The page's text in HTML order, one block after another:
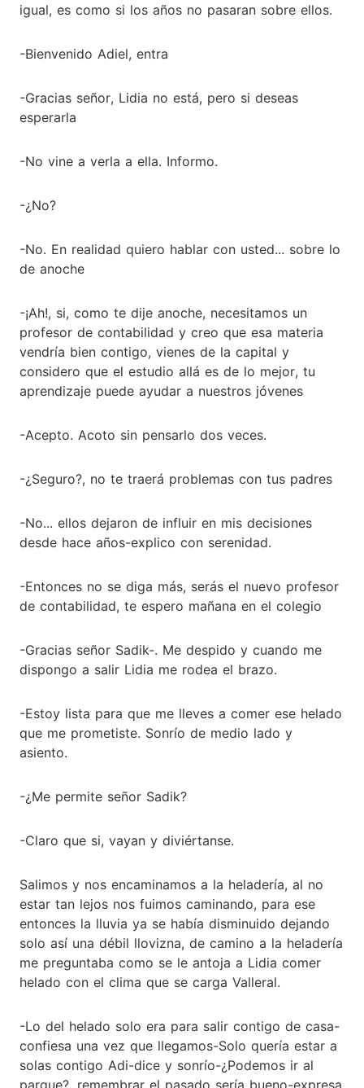
igual, es como si los años no pasaran sobre ellos.
-Bienvenido Adiel, entra
-Gracias señor, Lidia no está, pero si deseas
esperarla
-No vine a verla a ella. Informo.
-¿No?
-No. En realidad quiero hablar con usted... sobre lo
de anoche
-¡Ah!, si, como te dije anoche, necesitamos un
profesor de contabilidad y creo que esa materia
vendría bien contigo, vienes de la capital y
considero que el estudio allá es de lo mejor, tu
aprendizaje puede ayudar a nuestros jóvenes
-Acepto. Acoto sin pensarlo dos veces.
-¿Seguro?, no te traerá problemas con tus padres
-No... ellos dejaron de influir en mis decisiones
desde hace años-explico con serenidad.
-Entonces no se diga más, serás el nuevo profesor
de contabilidad, te espero mañana en el colegio
-Gracias señor Sadik-. Me despido y cuando me
dispongo a salir Lidia me rodea el brazo.
-Estoy lista para que me lleves a comer ese helado
que me prometiste. Sonrío de medio lado y
asiento.
-¿Me permite señor Sadik?
-Claro que si, vayan y diviértanse.
Salimos y nos encaminamos a la heladería, al no
estar tan lejos nos fuimos caminando, para ese
entonces la lluvia ya se había disminuido dejando
solo así una débil llovizna, de camino a la heladería
me preguntaba como se le antoja a Lidia comer
helado con el clima que se carga Valleral.
-Lo del helado solo era para salir contigo de casa-
confiesa una vez que llegamos-Solo quería estar a
solas contigo Adi-dice y sonrío-¿Podemos ir al
parque?, remembrar el pasado sería bueno-expresa